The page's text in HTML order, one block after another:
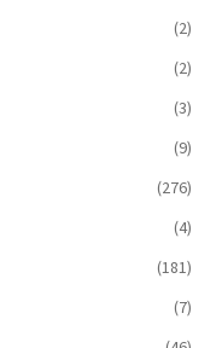
(2)
(2)
(3)
(9)
(276)
(4)
(181)
(7)